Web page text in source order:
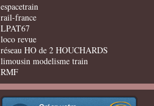
espacetrain
rail-france
LPAT67
loco revue
réseau HO de 2 HOUCHARDS
limousin modelisme train
RMF